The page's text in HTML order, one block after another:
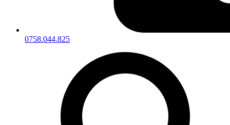
0758.044.825